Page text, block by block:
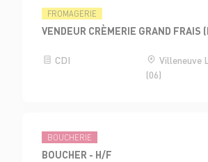
FROMAGERIE
VENDEUR CRÈMERIE GRAND FRAIS
CDI
Villeneuve
(06)
BOUCHERIE
BOUCHER - H/F